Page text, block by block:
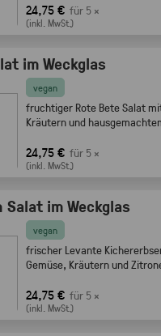
24,75 € für 5 ×
(inkl. MwSt.)
im Weckglas
vegan
fruchtiger Rote Bete Salat
Kräutern und
24,75 € für 5 ×
(inkl. MwSt.)
im Weckglas
vegan
frischer Levante
Gemüse, Kräutern und
24,75 € für 5 ×
(inkl. MwSt.)